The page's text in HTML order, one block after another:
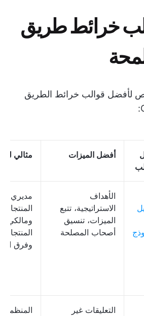
خرائط طريق
لأفضل قوالب خرائط الطريق
أفضل الميزات مثالي لـ
الأهداف
الاستراتيجية، تتبع
الميزات، تنسيق
أصحاب المصلحة
مديري
المنتجات
ومالكي
المنتجات
وفرق
التعليقات غير
المنظمات